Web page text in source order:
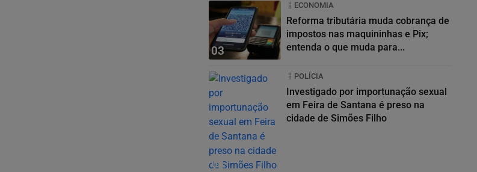
03
ECONOMIA
Reforma tributária muda cobrança de
impostos nas maquininhas e Pix;
entenda o que muda para...
04
POLÍCIA
Investigado por importunação sexual
em Feira de Santana é preso na
cidade de Simões Filho